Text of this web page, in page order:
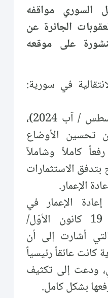
السوري مواقفه
الجائرة عن
على موقعه
في سورية:
" (بتاريخ 19 أغسطس / آب 2024)،
تحسين الأوضاع
كاملاً وشاملاً
بتدفق الاستثمارات
الإعمار.
الإعمار في
سورية" (بتاريخ 19 كانون الأوّل/
2024)، التي أشارت إلى أن
كانت عائقاً رئيسياً
ودعت إلى تكثيف
بشكل كامل.